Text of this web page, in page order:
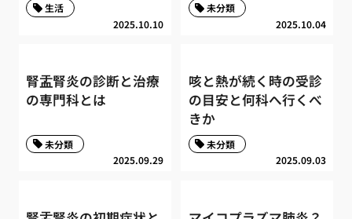
2025.10.10
生活
2025.10.04
未分類
腎盂腎炎の診断と治療
の専門科とは
2025.09.29
未分類
咳と熱が続く時の受診
の目安と何科へ行くべ
きか
2025.09.03
未分類